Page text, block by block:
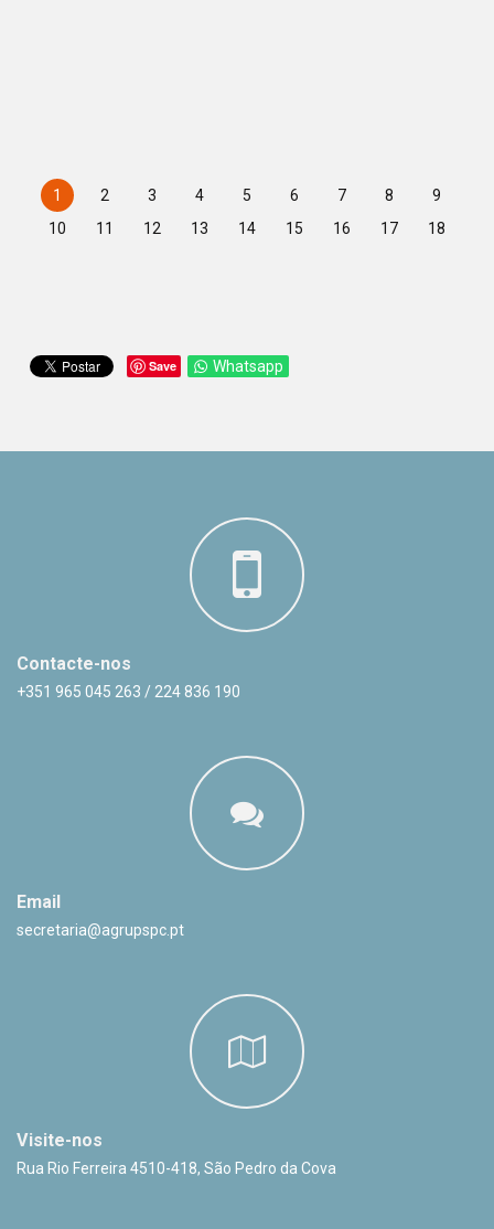
1 2 3 4 5 6 7 8
9
10
11 12 13 14 15 16 17 18
Save Whatsapp
Contacte-nos
+351 965 045 263 / 224 836 190
Email
secretaria@agrupspc.pt
Visite-nos
Rua Rio Ferreira 4510-418, São Pedro da Cova